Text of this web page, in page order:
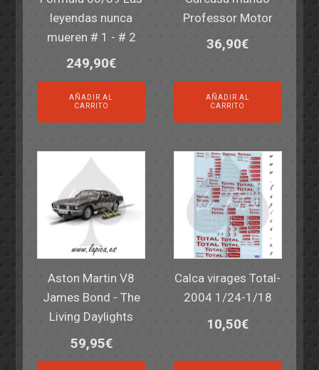
leyendas nunca
mueren # 1 - # 2
249,90€
AÑADIR AL
CARRITO
Professor Motor
36,90€
AÑADIR AL
CARRITO
Aston Martin V8
James Bond - The
Living Daylights
59,95€
Calca virages Total-
2004 1/24-1/18
10,50€